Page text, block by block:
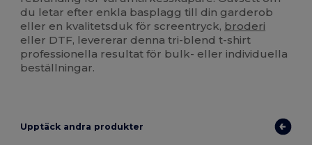
du letar efter enkla basplagg till din garderob
eller en kvalitetsduk för screentryck, broderi
eller DTF, levererar denna tri-blend t-shirt
professionella resultat för bulk- eller individuella
beställningar.
Upptäck andra produkter